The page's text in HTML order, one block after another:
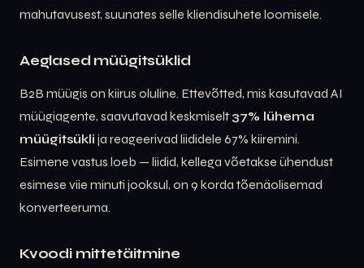
mahutavusest, suunates selle kliendisuhete loomisele.
Aeglased müügitsüklid
B2B müügis on kiirus oluline. Ettevõtted, mis kasutavad AI
müügiagente, saavutavad keskmiselt 37% lühema
müügitsükli ja reageerivad liididele 67% kiiremini.
Esimene vastus loeb — liidid, kellega võetakse ühendust
esimese viie minuti jooksul, on 9 korda tõenäolisemad
konverteeruma.
Kvoodi mittetäitmine